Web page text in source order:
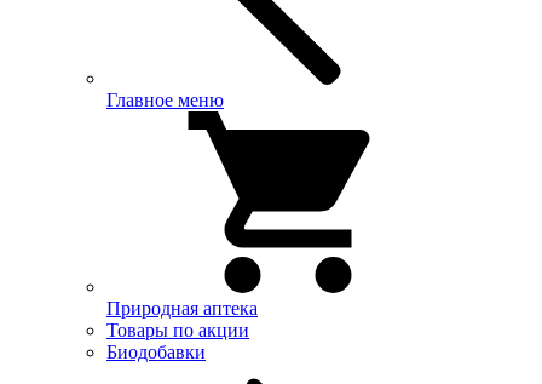
Главное меню
Природная аптека
Товары по акции
Биодобавки